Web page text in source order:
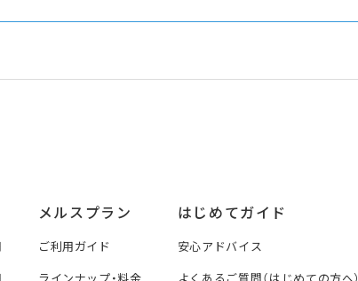
メルスプラン
ご利用ガイド
はじめてガイド
安心アドバイス